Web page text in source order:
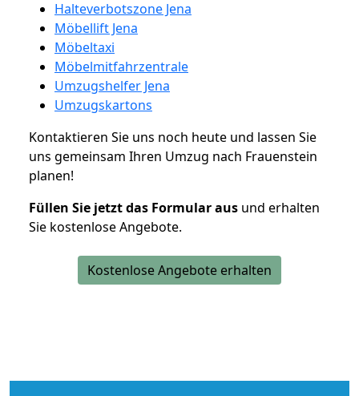
Halteverbotszone Jena
Möbellift Jena
Möbeltaxi
Möbelmitfahrzentrale
Umzugshelfer Jena
Umzugskartons
Kontaktieren Sie uns noch heute und lassen Sie
uns gemeinsam Ihren Umzug nach Frauenstein
planen!
Füllen Sie jetzt das Formular aus und erhalten
Sie kostenlose Angebote.
Kostenlose Angebote erhalten